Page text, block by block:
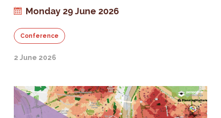
Monday 29 June 2026
Conference
2 June 2026